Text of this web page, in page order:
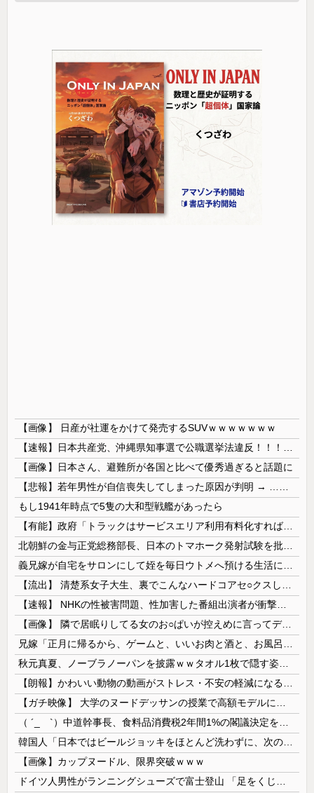
【画像】 日産が社運をかけて発売するSUVｗｗｗｗｗｗｗ
【画像】日本さん、避難所が各国と比べて優秀過ぎると話題に
もし1941年時点で5隻の大和型戦艦があったら
【有能】政府「トラックはサービスエリア利用有料化すればサボらず走るし流問題解決じゃね？」
【画像】 隣で居眠りしてる女のお○ぱいが控えめに言ってデカいｗｗｗ
【画像】カップヌードル、限界突破ｗｗｗ